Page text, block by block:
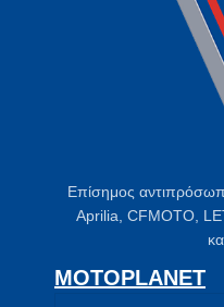
Επίσημος
Aprilia, CFMOTO,
MOTOPLANET